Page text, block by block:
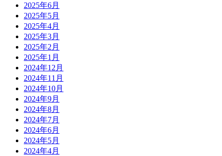
2025年6月
2025年5月
2025年4月
2025年3月
2025年2月
2025年1月
2024年12月
2024年11月
2024年10月
2024年9月
2024年8月
2024年7月
2024年6月
2024年5月
2024年4月